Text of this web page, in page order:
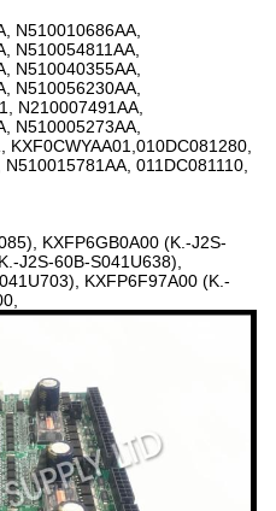
N510010686AA,
N510054811AA,
N510040355AA,
N510056230AA,
N210007491AA,
N510005273AA,
KXF0CWYAA01,010DC081280,
011DC081110,
KXFP6GB0A00 (Κ.-J2S-
J2S-60B-S041U638),
KXFP6F97A00 (Κ.-